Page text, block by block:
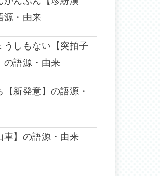
源・由来
うしもない【突拍子
の語源・由来
【新発意】の語源・
車】の語源・由来